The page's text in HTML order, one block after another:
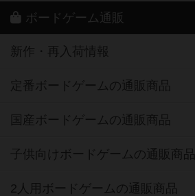
ボードゲーム通販
新作・再入荷情報
定番ボードゲームの通販商品
国産ボードゲームの通販商品
子供向けボードゲームの通販商品
2人用ボードゲームの通販商品